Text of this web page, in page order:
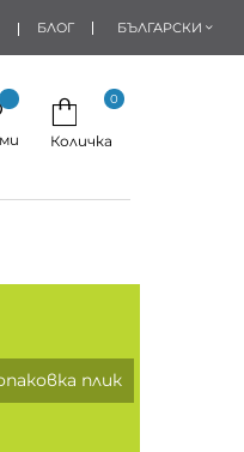
БЛОГ БЪЛГАРСКИ
0
Количка
плик